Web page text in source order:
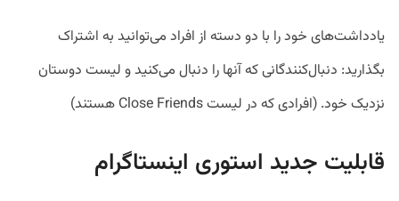
یادداشت‌های خود را با دو دسته از افراد می‌توانید به اشتراک
بگذارید: دنبال‌کنندگانی که آنها را دنبال می‌کنید و لیست دوستان
نزدیک خود. (افرادی که در لیست Close Friends هستند)
قابلیت‌ جدید استوری‌ اینستاگرام